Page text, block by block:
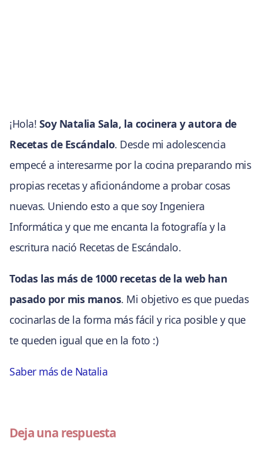
¡Hola! Soy Natalia Sala, la cocinera y autora de
Recetas de Escándalo. Desde mi adolescencia
empecé a interesarme por la cocina preparando mis
propias recetas y aficionándome a probar cosas
nuevas. Uniendo esto a que soy Ingeniera
Informática y que me encanta la fotografía y la
escritura nació Recetas de Escándalo.
Todas las más de 1000 recetas de la web han
pasado por mis manos. Mi objetivo es que puedas
cocinarlas de la forma más fácil y rica posible y que
te queden igual que en la foto :)
Saber más de Natalia
Deja una respuesta